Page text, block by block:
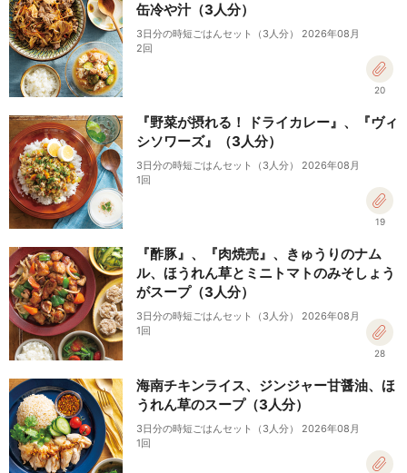
缶冷や汁（3人分）
3日分の時短ごはんセット（3人分） 2026年08月
2回
20
『野菜が摂れる！ ドライカレー』、『ヴィ
シソワーズ』（3人分）
3日分の時短ごはんセット（3人分） 2026年08月
1回
19
『酢豚』、『肉焼売』、きゅうりのナム
ル、ほうれん草とミニトマトのみそしょう
がスープ（3人分）
3日分の時短ごはんセット（3人分） 2026年08月
1回
28
海南チキンライス、ジンジャー甘醤油、ほ
うれん草のスープ（3人分）
3日分の時短ごはんセット（3人分） 2026年08月
1回